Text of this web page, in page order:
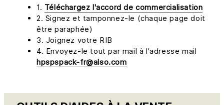
1. Téléchargez l'accord de commercialisation
2. Signez et tamponnez-le (chaque page doit
être paraphée)
3. Joignez votre RIB
4. Envoyez-le tout par mail à l'adresse mail
hpspspack-fr@also.com